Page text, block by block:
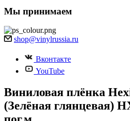
Мы принимаем
shop@vinylrussia.ru
Вконтакте
YouTube
Виниловая плёнка
(Зелёная глянцевая)